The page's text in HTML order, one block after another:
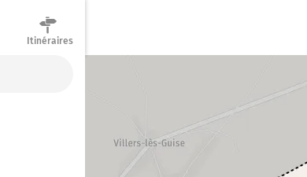
Itinéraires